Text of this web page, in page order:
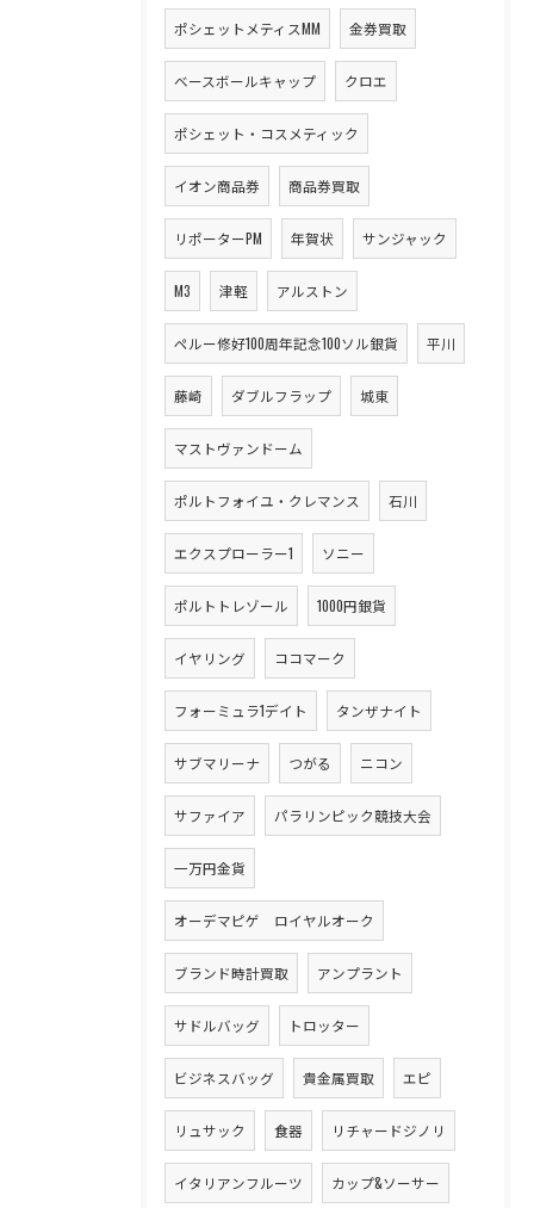
ポシェットメティスMM 金券買取
ベースボールキャップ クロエ
ポシェット・コスメティック
イオン商品券 商品券買取
リポーターPM 年賀状 サンジャック
M3 津軽 アルストン
ペルー修好100周年記念100ソル銀貨 平川
藤崎 ダブルフラップ 城東
マストヴァンドーム
ポルトフォイユ・クレマンス 石川
エクスプローラー1 ソニー
ポルトトレゾール 1000円銀貨
イヤリング ココマーク
フォーミュラ1デイト タンザナイト
サブマリーナ つがる ニコン
サファイア パラリンピック競技大会
一万円金貨
オーデマピゲ ロイヤルオーク
ブランド時計買取 アンプラント
サドルバッグ トロッター
ビジネスバッグ 貴金属買取 エピ
リュサック 食器 リチャードジノリ
イタリアンフルーツ カップ&ソーサー